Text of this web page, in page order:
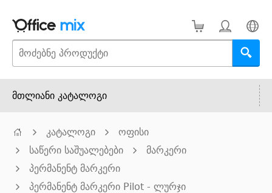
მთლიანი კატალოგი
კატალოგი
ოფისი
საწერი საშუალებები
მარკერი
პერმანენტ მარკერი
პერმანენტ მარკერი Pilot - ლურჯი